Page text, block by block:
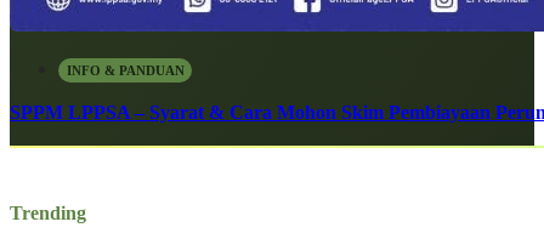
INFO & PANDUAN
SPPM LPPSA – Syarat & Cara Mohon Skim Pembiayaan
Trending